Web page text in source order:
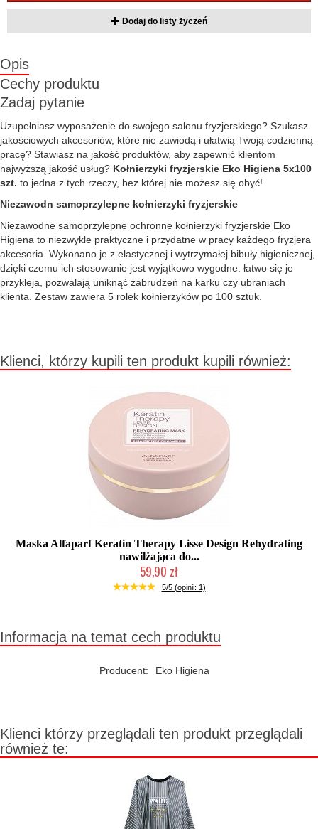
Dodaj do listy życzeń
Opis
Cechy produktu
Zadaj pytanie
Uzupełniasz wyposażenie do swojego salonu fryzjerskiego? Szukasz
jakościowych akcesoriów, które nie zawiodą i ułatwią Twoją codzienną
pracę? Stawiasz na jakość produktów, aby zapewnić klientom
najwyższą jakość usług? Kołnierzyki fryzjerskie Eko Higiena 5x100
szt. to jedna z tych rzeczy, bez której nie możesz się obyć!
Niezawodn samoprzylepne kołnierzyki fryzjerskie
Niezawodne samoprzylepne ochronne kołnierzyki fryzjerskie Eko
Higiena to niezwykle praktyczne i przydatne w pracy każdego fryzjera
akcesoria. Wykonano je z elastycznej i wytrzymałej bibuły higienicznej,
dzięki czemu ich stosowanie jest wyjątkowo wygodne: łatwo się je
przykleja, pozwalają uniknąć zabrudzeń na karku czy ubraniach
klienta. Zestaw zawiera 5 rolek kołnierzyków po 100 sztuk.
Klienci, którzy kupili ten produkt kupili również:
Maska Alfaparf Keratin Therapy Lisse Design Rehydrating
nawilżająca do...
59,90 zł
Duża ilość (wysyłka w 24h)
5/5 (opinii: 1)
Informacja na temat cech produktu
Producent: Eko Higiena
Klienci którzy przeglądali ten produkt przeglądali
również te: